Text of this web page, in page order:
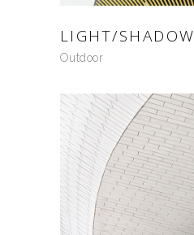
LIGHT/SHADOW
Outdoor